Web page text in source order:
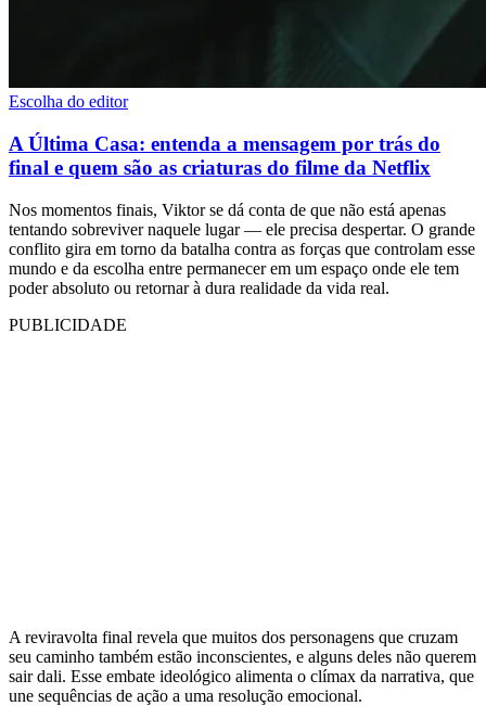
Escolha do editor
A Última Casa: entenda a mensagem por trás do
final e quem são as criaturas do filme da Netflix
Nos momentos finais, Viktor se dá conta de que não está apenas
tentando sobreviver naquele lugar — ele precisa despertar. O grande
conflito gira em torno da batalha contra as forças que controlam esse
mundo e da escolha entre permanecer em um espaço onde ele tem
poder absoluto ou retornar à dura realidade da vida real.
PUBLICIDADE
A reviravolta final revela que muitos dos personagens que cruzam
seu caminho também estão inconscientes, e alguns deles não querem
sair dali. Esse embate ideológico alimenta o clímax da narrativa, que
une sequências de ação a uma resolução emocional.